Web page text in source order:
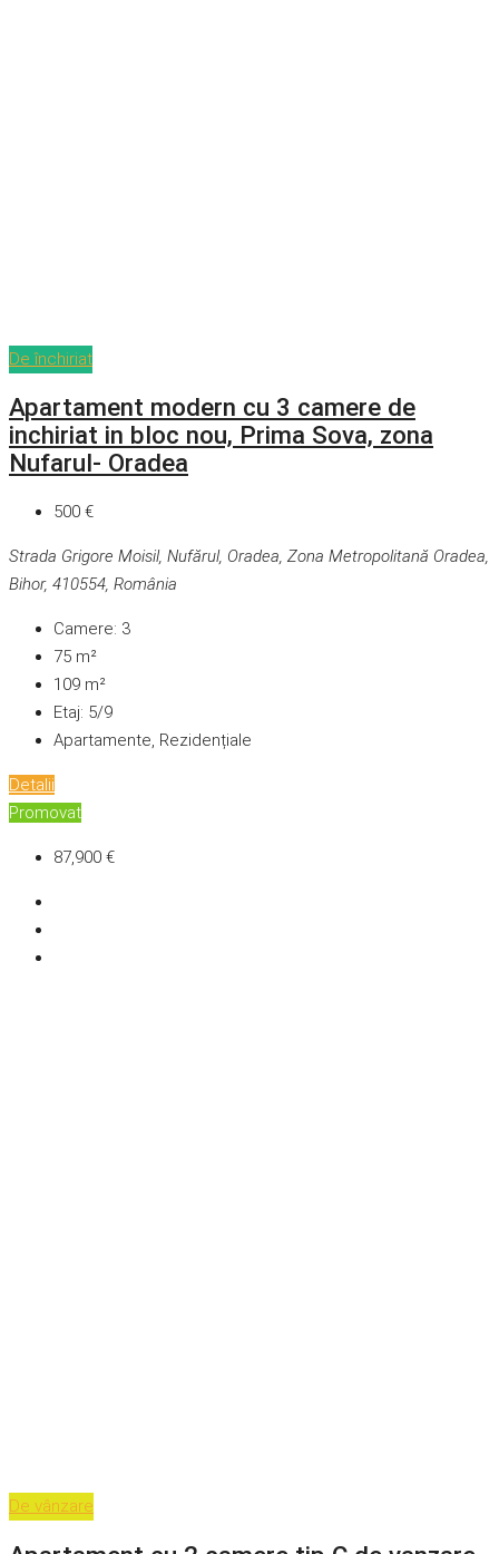
De închiriat
Apartament modern cu 3 camere de
inchiriat in bloc nou, Prima Sova, zona
Nufarul- Oradea
500 €
Strada Grigore Moisil, Nufărul, Oradea, Zona Metropolitană Oradea,
Bihor, 410554, România
Camere: 3
75 m²
109 m²
Etaj: 5/9
Apartamente, Rezidențiale
Detalii
Promovat
87,900 €
De vânzare